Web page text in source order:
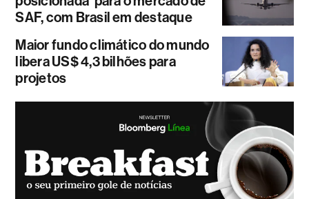
SAF, com Brasil em destaque
Maior fundo climático do mundo
libera US$ 4,3 bilhões para
projetos